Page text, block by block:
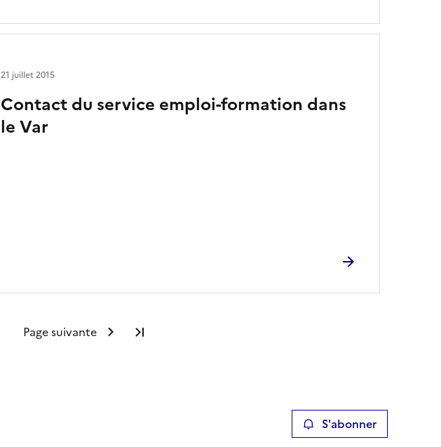
Contact du service emploi-formation dans
le Var
21 juillet 2015
Page suivante
S'abonner